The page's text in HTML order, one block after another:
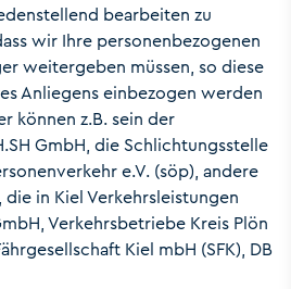
bearbeiten zu
wir Ihre personenbezogenen
weitergeben müssen, so diese
Anliegens einbezogen werden
können z.B. sein der
GmbH, die Schlichtungsstelle
e.V. (söp), andere
in Kiel Verkehrsleistungen
Verkehrsbetriebe Kreis Plön
Kiel mbH (SFK), DB